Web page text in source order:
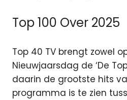
Top 100 Over 2025
Top 40 TV brengt zowel
Nieuwjaarsdag de ‘De
daarin de grootste hits
programma is te zien